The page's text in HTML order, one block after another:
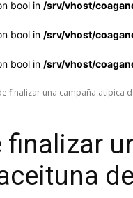
bool in /srv/vhost/
bool in /srv/vhost/
bool in /srv/vhost/
finalizar una campaña atípica
finalizar